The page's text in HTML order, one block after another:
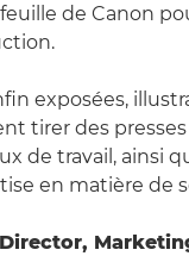
de Canon
exposées,
tirer des
de travail, ainsi
en matière de